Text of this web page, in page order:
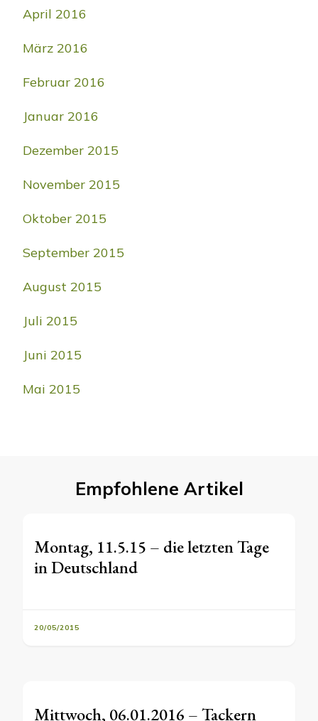
April 2016
März 2016
Februar 2016
Januar 2016
Dezember 2015
November 2015
Oktober 2015
September 2015
August 2015
Juli 2015
Juni 2015
Mai 2015
Empfohlene Artikel
Montag, 11.5.15 – die letzten Tage
in Deutschland
20/05/2015
Mittwoch, 06.01.2016 – Tackern